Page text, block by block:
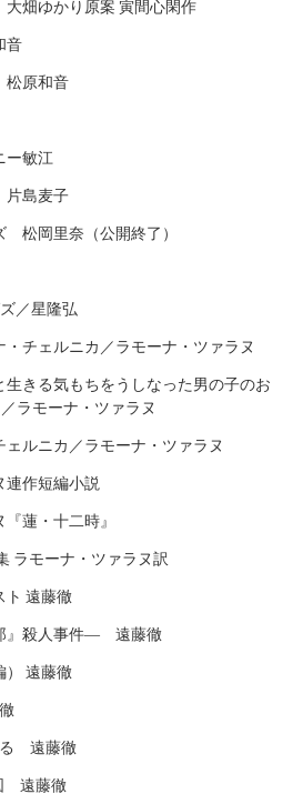
畑ゆかり原案 寅間心閑作
音
原和音
敏江
島麦子
松岡里奈（公開終了）
／星隆弘
チェルニカ／ラモーナ・ツァラヌ
きる気もちをうしなった男の子のお
ラモーナ・ツァラヌ
ルニカ／ラモーナ・ツァラヌ
連作短編小説
蓮・十二時』
ラモーナ・ツァラヌ訳
ト 遠藤徹
』殺人事件― 遠藤徹
） 遠藤徹
る 遠藤徹
遠藤徹